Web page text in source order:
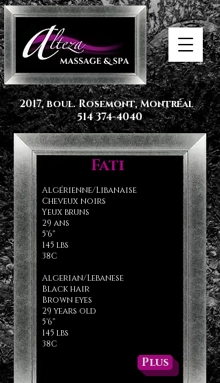
514 374-4040
2017, boul. Rosemont, Montréal
Fati
Algérienne/Libanaise
Cheveux noirs
Yeux bruns
29 ans
5'6''
145 lbs
38C
Algerian/Lebanese
Black hair
Brown eyes
29 years old
5'6''
145 lbs
38C
Plus